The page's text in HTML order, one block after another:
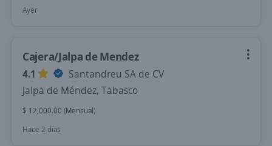
Ayer
Cajera/Jalpa de Mendez
4.1
Santandreu SA de CV
Jalpa de Méndez, Tabasco
$ 12,000.00 (Mensual)
Hace 2 días